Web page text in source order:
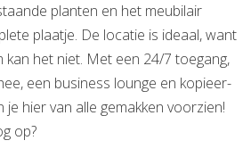
planten en het meubilair
plaatje. De locatie is ideaal, want
kan het niet. Met een 24/7 toegang,
een business lounge en kopieer-
hier van alle gemakken voorzien!
op?